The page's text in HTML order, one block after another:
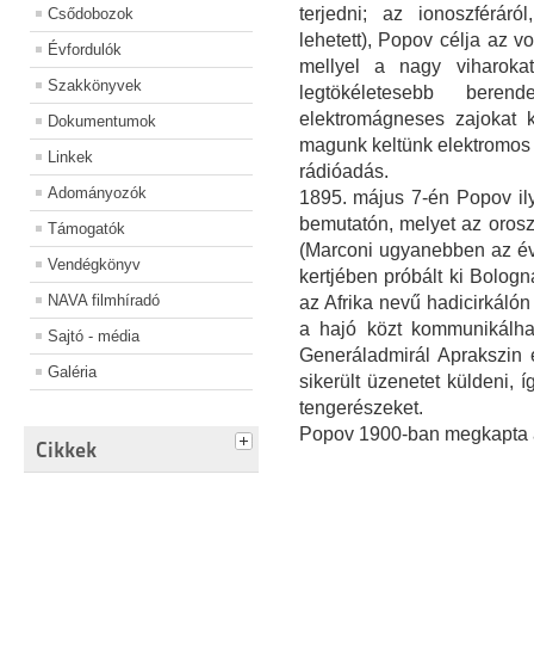
Csődobozok
Évfordulók
Szakkönyvek
Dokumentumok
Linkek
Adományozók
Támogatók
Vendégkönyv
NAVA filmhíradó
Sajtó - média
Galéria
Cikkek
terjedni; az
lehetett), Popov célja az
mellyel a nagy
legtökéletesebb
elektromágneses
magunk keltünk
rádióadás.
1895. május 7-én Popov
bemutatón, melyet az
(Marconi ugyanebben az
kertjében próbált ki
az Afrika nevű
a hajó közt
Generáladmirál
sikerült üzenetet küldeni,
tengerészeket.
Popov 1900-ban